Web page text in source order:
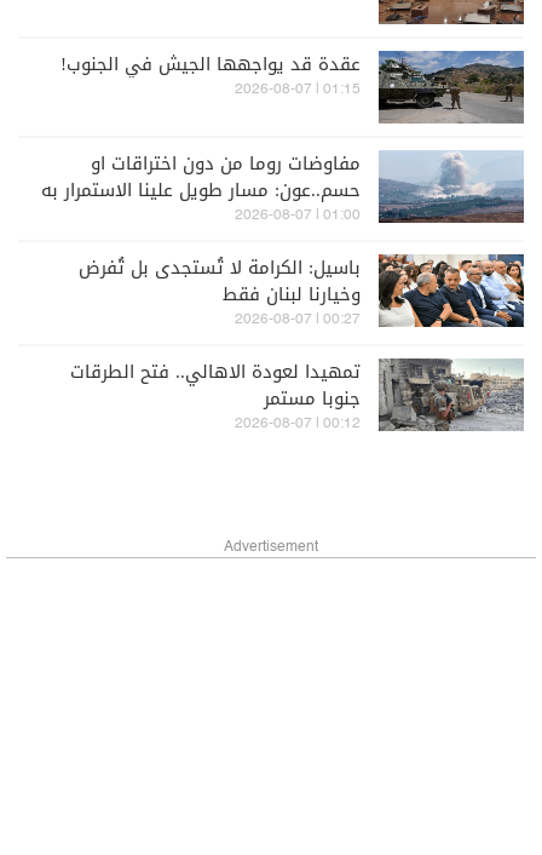
عقدة قد يواجهها الجيش في الجنوب!
01:15 | 2026-08-07
مفاوضات روما من دون اختراقات او
حسم..عون: مسار طويل علينا الاستمرار به
01:00 | 2026-08-07
باسيل: الكرامة لا تُستجدى بل تُفرض
وخيارنا لبنان فقط
00:27 | 2026-08-07
تمهيدا لعودة الاهالي.. فتح الطرقات
جنوبا مستمر
00:12 | 2026-08-07
Advertisement